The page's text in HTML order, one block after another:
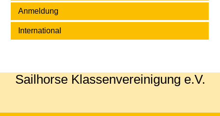
Anmeldung
International
Sailhorse Klassenvereinigung e.V.